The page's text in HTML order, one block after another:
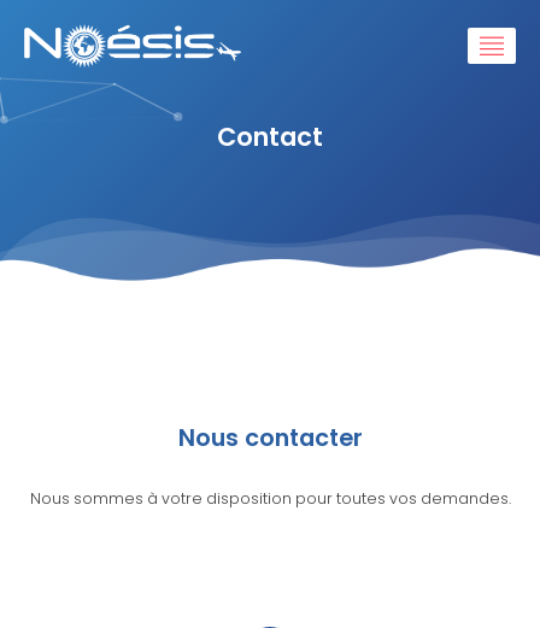
Contact
Nous contacter
Nous sommes à votre disposition pour toutes vos demandes.